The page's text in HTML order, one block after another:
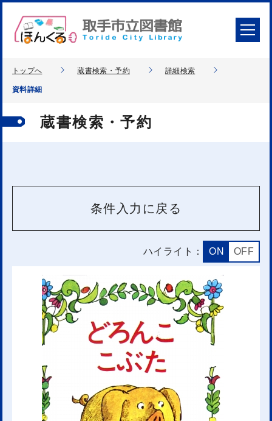
トップへ 蔵書検索・予約 詳細検索
資料詳細
蔵書検索・予約
条件入力に戻る
ハイライト： ON OFF